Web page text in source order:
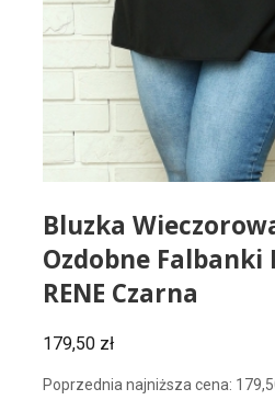
Bluzka
Ozdobne Falbanki
RENE Czarna
179,50 zł
Poprzednia najniższa cena: